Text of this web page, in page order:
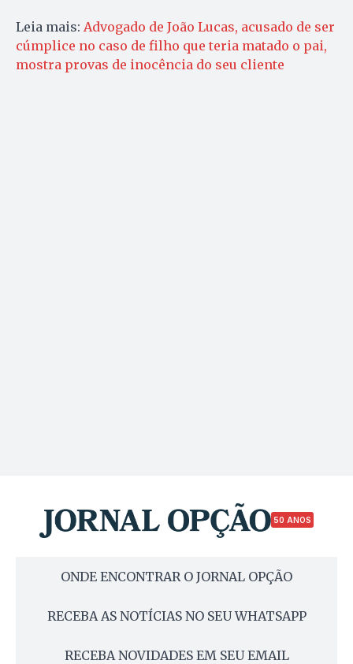
Leia mais: Advogado de João Lucas, acusado de ser
cúmplice no caso de filho que teria matado o pai,
mostra provas de inocência do seu cliente
50 ANOS
ONDE ENCONTRAR O JORNAL OPÇÃO
RECEBA AS NOTÍCIAS NO SEU WHATSAPP
RECEBA NOVIDADES EM SEU EMAIL